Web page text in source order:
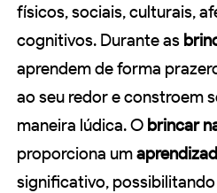
físicos, sociais, culturais,
cognitivos. Durante as
aprendem de forma
ao seu redor e constroem
maneira lúdica. O brincar
proporciona um
significativo,